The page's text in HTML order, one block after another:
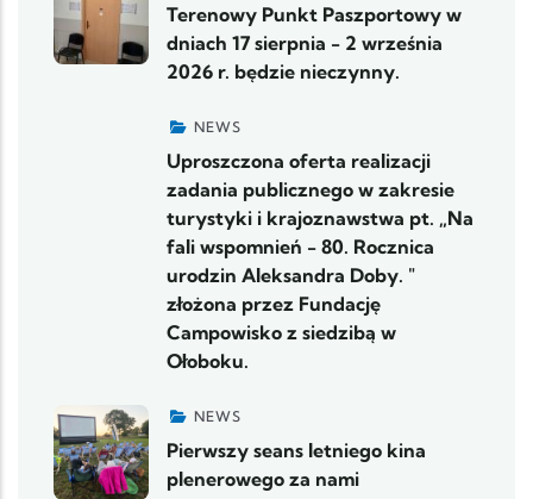
Terenowy Punkt Paszportowy w
dniach 17 sierpnia - 2 września
2026 r. będzie nieczynny.
NEWS
Uproszczona oferta realizacji
zadania publicznego w zakresie
turystyki i krajoznawstwa pt. „Na
fali wspomnień - 80. Rocznica
urodzin Aleksandra Doby. "
złożona przez Fundację
Campowisko z siedzibą w
Ołoboku.
NEWS
Pierwszy seans letniego kina
plenerowego za nami